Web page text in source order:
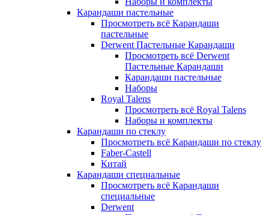
Карандаши пастельные
Просмотреть всё Карандаши
пастельные
Derwent Пастельные Карандаши
Просмотреть всё Derwent
Пастельные Карандаши
Карандаши пастельные
Наборы
Royal Talens
Просмотреть всё Royal Talens
Наборы и комплекты
Карандаши по стеклу
Просмотреть всё Карандаши по стеклу
Faber-Castell
Китай
Карандаши специальные
Просмотреть всё Карандаши
специальные
Derwent